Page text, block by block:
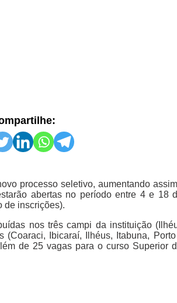
processo seletivo, aumentando
abertas no período entre 4 e 18
de inscrições).
nos três campi da instituição
Ibicaraí, Ilhéus, Itabuna,
de 25 vagas para o curso Superior